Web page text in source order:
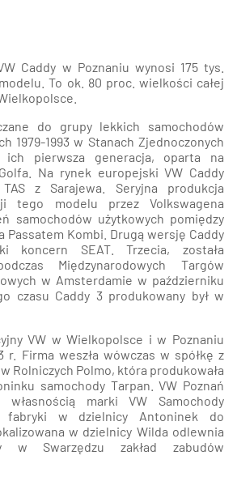
Caddy w Poznaniu wynosi 175 tys.
To ok. 80 proc. wielkości całej
do grupy lekkich samochodów
1979-1993 w Stanach Zjednoczonych
ich pierwsza generacja, oparta na
Na rynek europejski VW Caddy
z Sarajewa. Seryjna produkcja
tego modelu przez Volkswagena
samochodów użytkowych pomiędzy
Passatem Kombi. Drugą wersję Caddy
koncern SEAT. Trzecia, została
Międzynarodowych Targów
w Amsterdamie w październiku
czasu Caddy 3 produkowany był w
VW w Wielkopolsce i w Poznaniu
r. Firma weszła wówczas w spółkę z
Rolniczych Polmo, która produkowała
samochody Tarpan. VW Poznań
marki VW Samochody
fabryki w dzielnicy Antoninek do
w dzielnicy Wilda odlewnia
w Swarzędzu zakład zabudów